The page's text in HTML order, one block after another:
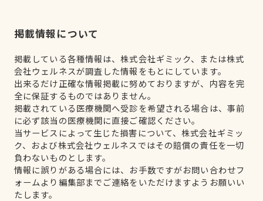
掲載情報について
掲載している各種情報は、株式会社ギミック、または株式
会社ウェルネスが調査した情報をもとにしています。
出来るだけ正確な情報掲載に努めておりますが、内容を完
全に保証するものではありません。
掲載されている医療機関へ受診を希望される場合は、事前
に必ず該当の医療機関に直接ご確認ください。
当サービスによって生じた損害について、株式会社ギミッ
ク、および株式会社ウェルネスではその賠償の責任を一切
負わないものとします。
情報に誤りがある場合には、お手数ですがお問い合わせフ
ォームより編集部までご連絡をいただけますようお願いい
たします。